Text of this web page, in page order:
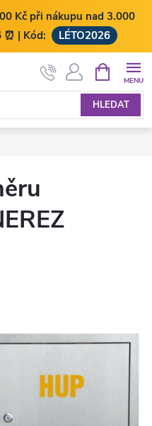
Kč při nákupu nad 3.000
| Kód:
LÉTO2026
HLEDAT
NÁKUPNÍ
KOŠÍK